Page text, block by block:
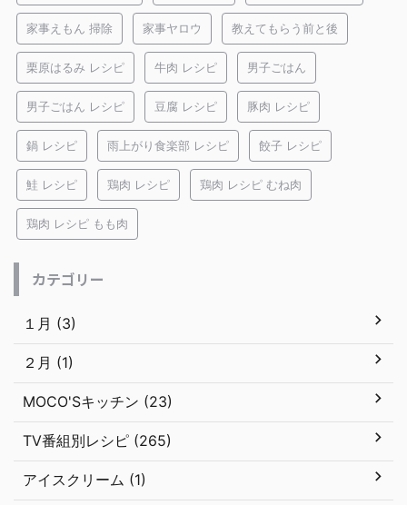
家事えもん 掃除 家事ヤロウ 教えてもらう前と後
栗原はるみ レシピ 牛肉 レシピ 男子ごはん
男子ごはん レシピ 豆腐 レシピ 豚肉 レシピ
鍋 レシピ 雨上がり食楽部 レシピ 餃子 レシピ
鮭 レシピ 鶏肉 レシピ 鶏肉 レシピ むね肉
鶏肉 レシピ もも肉
カテゴリー
１月 (3)
２月 (1)
MOCO'Sキッチン (23)
TV番組別レシピ (265)
アイスクリーム (1)